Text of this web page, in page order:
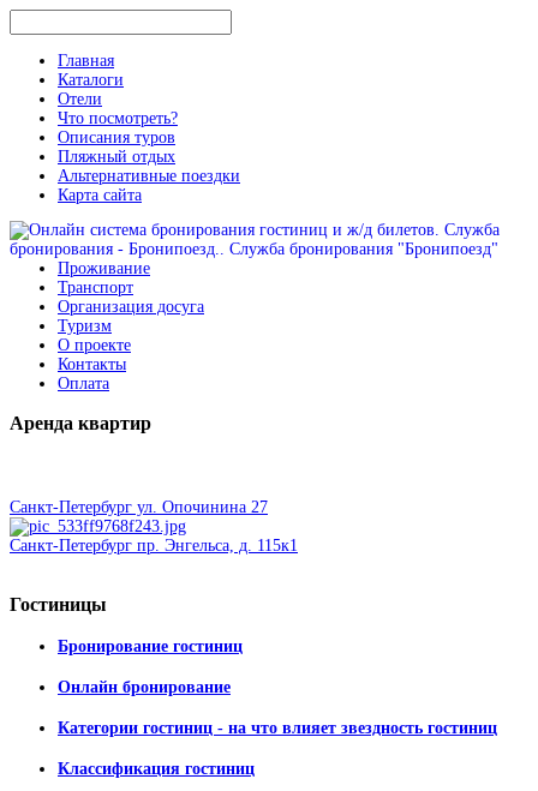
Главная
Каталоги
Отели
Что посмотреть?
Описания туров
Пляжный отдых
Альтернативные поездки
Карта сайта
Проживание
Транспорт
Организация досуга
Туризм
О проекте
Контакты
Оплата
Аренда квартир
Санкт-Петербург ул. Опочинина 27
Санкт-Петербург пр. Энгельса, д. 115к1
Гостиницы
Бронирование гостиниц
Онлайн бронирование
Категории гостиниц - на что влияет звездность гостиниц
Классификация гостиниц